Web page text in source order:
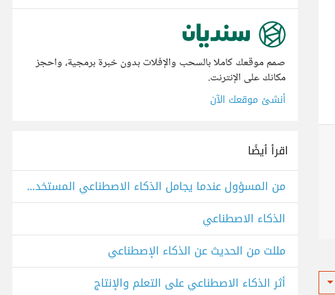
صمم موقعك كاملا بالسحب والإفلات بدون خبرة برمجية، واحجز
مكانك على الإنترنت.
أنشئ موقعك الآن
اقرأ أيضًا
من المسؤول عندما يجامل الذكاء الاصطناعي المستخدم ويعزز قناعاته؟
الذكاء الاصطناعي
مللت من الحديث عن الذكاء الإصطناعي
أثر الذكاء الاصطناعي على التعلم والإنتاج